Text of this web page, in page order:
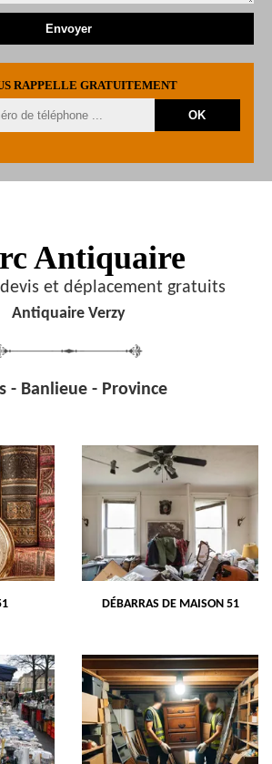
RAPPELLE GRATUITEMENT
Antiquaire
et déplacement gratuits
Antiquaire Verzy
- Banlieue - Province
DÉBARRAS DE MAISON 51